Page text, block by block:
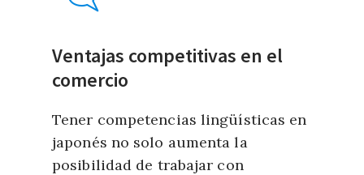
Ventajas competitivas en el
comercio
Tener competencias lingüísticas en
japonés no solo aumenta la
posibilidad de trabajar con